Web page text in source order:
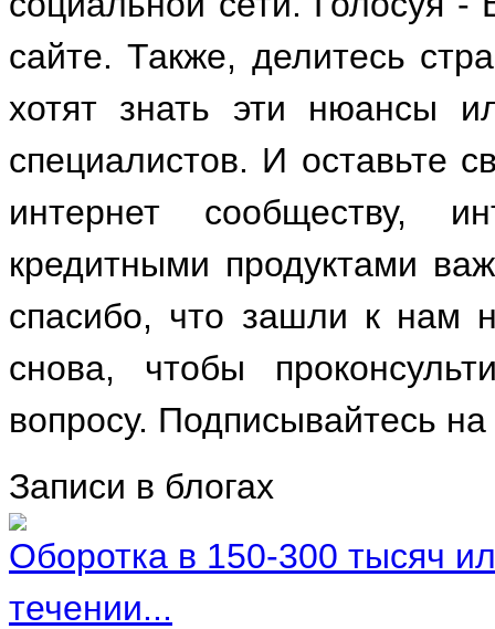
сайте. Также, делитесь
хотят знать эти нюансы
специалистов. И оставьте
интернет сообществу,
кредитными продуктами
спасибо, что зашли к нам
снова, чтобы
вопросу. Подписывайтесь
Записи в блогах
Оборотка в 150-300 тысяч
течении...